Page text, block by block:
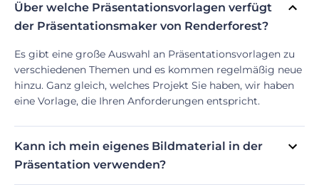
Über welche Präsentationsvorlagen verfügt
der Präsentationsmaker von Renderforest?
Es gibt eine große Auswahl an Präsentationsvorlagen zu
verschiedenen Themen und es kommen regelmäßig neue
hinzu. Ganz gleich, welches Projekt Sie haben, wir haben
eine Vorlage, die Ihren Anforderungen entspricht.
Kann ich mein eigenes Bildmaterial in der
Präsentation verwenden?
Ja, Sie können Ihre eigenen Bilder hinzufügen. Laden Sie